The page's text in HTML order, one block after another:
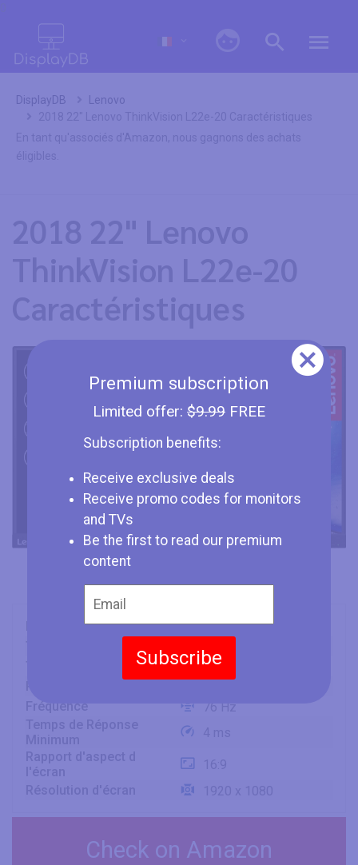
Premium subscription
Limited offer: $9.99FREE
Subscription benefits:
Receive exclusive deals
Receive promo codes for monitors
and TVs
Be the first to read our premium
content
Subscribe
DisplayDB
Lenovo
2018 22" Lenovo ThinkVision L22e-20 Caractéristiques
En tant qu'associés d'Amazon, nous gagnons des achats
éligibles.
2018 22" Lenovo
ThinkVision L22e-20
Caractéristiques
Lenovo
Monitor
Taille
22" (inches)
Fréquence
76 Hz
Rapport d'aspect d
l'écran
16:9
Check on Amazon